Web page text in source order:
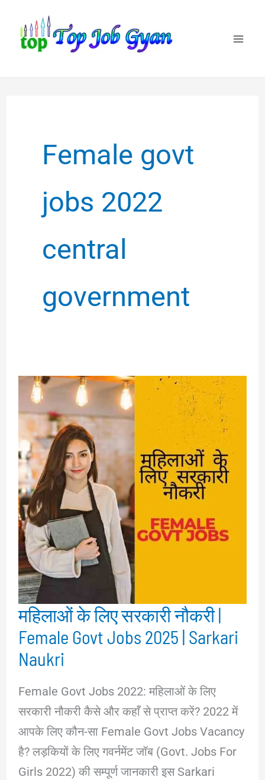
content
Female govt
jobs 2022
central
government
महिलाओं के लिए सरकारी नौकरी |
Female Govt Jobs 2025 | Sarkari
Naukri
Female Govt Jobs 2022: महिलाओं के लिए
सरकारी नौकरी कैसे और कहाँ से प्राप्त करें? 2022 में
आपके लिए कौन-सा Female Govt Jobs Vacancy
है? लड़कियों के लिए गवर्नमेंट जॉब (Govt. Jobs For
Girls 2022) की सम्पूर्ण जानकारी इस Sarkari